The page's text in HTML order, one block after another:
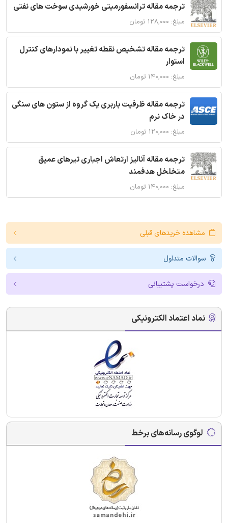
ترجمه مقاله ترانسفورمیتی خورشیدی سوخت های نفتی
مبلغ: ۱۲۸,۰۰۰ تومان
ترجمه مقاله تشخیص نقطه تغییر با نمودارهای کنترل
استوار
مبلغ: ۱۴۰,۰۰۰ تومان
ترجمه مقاله ظرفیت باربری یک گروه از ستون های سنگی
در خاک نرم
مبلغ: ۱۲۰,۰۰۰ تومان
ترجمه مقاله آنالیز ارتعاش اجباری تیرهای عمیق
متخلخل هدفمند
مبلغ: ۱۴۰,۰۰۰ تومان
مشاهده خریدهای قبلی
سوالات متداول
درخواست پشتیبانی
نماد اعتماد الکترونیکی
لوگوی رسانه‌های برخط